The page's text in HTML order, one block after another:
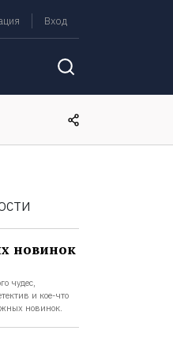
Вход
новинок
чудес,
и кое-что
новинок.